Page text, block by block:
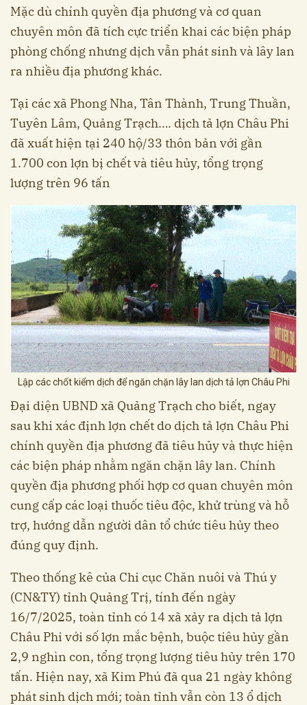
Mặc dù chính quyền địa phương và cơ quan
chuyên môn đã tích cực triển khai các biện pháp
phòng chống nhưng dịch vẫn phát sinh và lây lan
ra nhiều địa phương khác.
Tại các xã Phong Nha, Tân Thành, Trung Thuần,
Tuyên Lâm, Quảng Trạch…. dịch tả lợn Châu Phi
đã xuất hiện tại 240 hộ/33 thôn bản với gần
1.700 con lợn bị chết và tiêu hủy, tổng trọng
lượng trên 96 tấn
Lập các chốt kiểm dịch để ngăn chặn lây lan dịch tả lợn Châu Phi
Đại diện UBND xã Quảng Trạch cho biết, ngay
sau khi xác định lợn chết do dịch tả lợn Châu Phi
chính quyền địa phương đã tiêu hủy và thực hiện
các biện pháp nhằm ngăn chặn lây lan. Chính
quyền địa phương phối hợp cơ quan chuyên môn
cung cấp các loại thuốc tiêu độc, khử trùng và hỗ
trợ, hướng dẫn người dân tổ chức tiêu hủy theo
đúng quy định.
Theo thống kê của Chi cục Chăn nuôi và Thú y
(CN&TY) tỉnh Quảng Trị, tính đến ngày
16/7/2025, toàn tỉnh có 14 xã xảy ra dịch tả lợn
Châu Phi với số lợn mắc bệnh, buộc tiêu hủy gần
2,9 nghìn con, tổng trọng lượng tiêu hủy trên 170
tấn. Hiện nay, xã Kim Phú đã qua 21 ngày không
phát sinh dịch mới; toàn tỉnh vẫn còn 13 ổ dịch